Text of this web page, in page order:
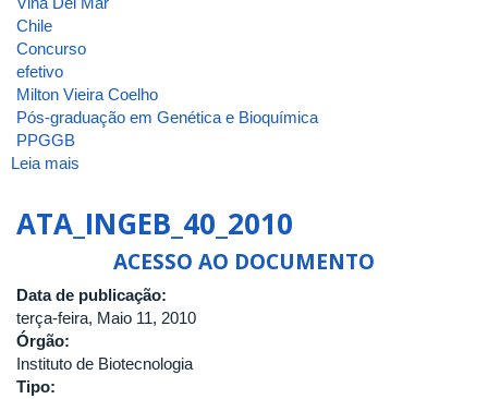
Chile
Concurso
efetivo
Milton Vieira Coelho
Pós-graduação em Genética e Bioquímica
PPGGB
Leia mais
ATA_INGEB_40_2010
ACESSO AO DOCUMENTO
Data de publicação:
terça-feira, Maio 11, 2010
Órgão:
Instituto de Biotecnologia
Tipo: